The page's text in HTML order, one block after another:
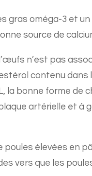
gras oméga-3 et
source de
n’est pas
contenu dans
la bonne forme de
artérielle et à
élevées en
vers que les